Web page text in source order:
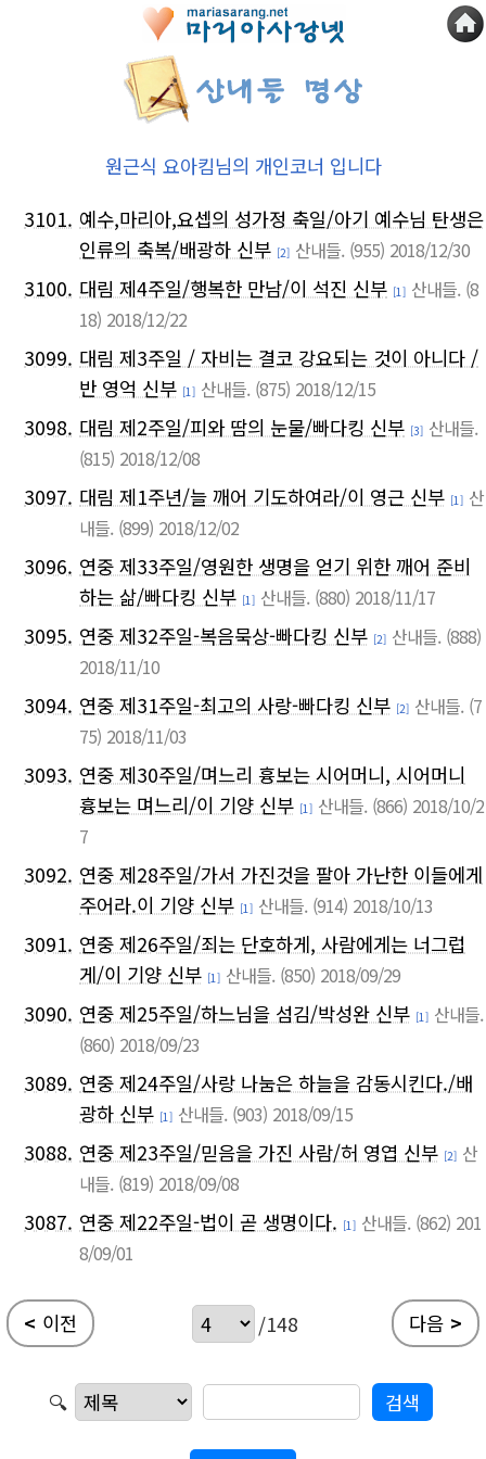
원근식 요아킴님의 개인코너 입니다
3101. 예수,마리아,요셉의 성가정 축일/아기 예수님 탄생은
인류의 축복/배광하 신부 [2] 산내들. (955) 2018/12/30
3100. 대림 제4주일/행복한 만남/이 석진 신부 [1] 산내들. (8
18) 2018/12/22
3099. 대림 제3주일 / 자비는 결코 강요되는 것이 아니다 /
반 영억 신부 [1] 산내들. (875) 2018/12/15
3098. 대림 제2주일/피와 땀의 눈물/빠다킹 신부 [3] 산내들.
(815) 2018/12/08
3097. 대림 제1주년/늘 깨어 기도하여라/이 영근 신부 [1] 산
내들. (899) 2018/12/02
3096. 연중 제33주일/영원한 생명을 얻기 위한 깨어 준비
하는 삶/빠다킹 신부 [1] 산내들. (880) 2018/11/17
3095. 연중 제32주일-복음묵상-빠다킹 신부 [2] 산내들. (888)
2018/11/10
3094. 연중 제31주일-최고의 사랑-빠다킹 신부 [2] 산내들. (7
75) 2018/11/03
3093. 연중 제30주일/며느리 흉보는 시어머니, 시어머니
흉보는 며느리/이 기양 신부 [1] 산내들. (866) 2018/10/2
7
3092. 연중 제28주일/가서 가진것을 팔아 가난한 이들에게
주어라.이 기양 신부 [1] 산내들. (914) 2018/10/13
3091. 연중 제26주일/죄는 단호하게, 사람에게는 너그럽
게/이 기양 신부 [1] 산내들. (850) 2018/09/29
3090. 연중 제25주일/하느님을 섬김/박성완 신부 [1] 산내들.
(860) 2018/09/23
3089. 연중 제24주일/사랑 나눔은 하늘을 감동시킨다./배
광하 신부 [1] 산내들. (903) 2018/09/15
3088. 연중 제23주일/믿음을 가진 사람/허 영엽 신부 [2] 산
내들. (819) 2018/09/08
3087. 연중 제22주일-법이 곧 생명이다. [1] 산내들. (862) 201
8/09/01
< 이전 /148 다음 >
🔍